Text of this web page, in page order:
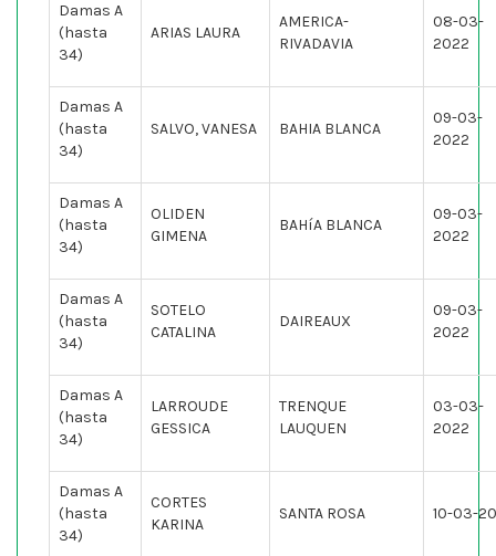
Damas A
(hasta
34)
ARIAS LAURA
AMERICA-
RIVADAVIA
08-03-
2022
Damas A
(hasta
34)
SALVO, VANESA BAHIA BLANCA
09-03-
2022
Damas A
(hasta
34)
OLIDEN
GIMENA
BAHíA BLANCA
09-03-
2022
Damas A
(hasta
34)
SOTELO
CATALINA
DAIREAUX
09-03-
2022
Damas A
(hasta
34)
LARROUDE
GESSICA
TRENQUE
LAUQUEN
03-03-
2022
Damas A
(hasta
34)
CORTES
KARINA
SANTA ROSA 10-03-